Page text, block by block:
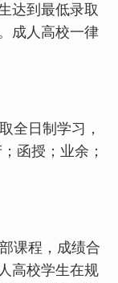
达到最低录取
成人高校一律
全日制学习，
函授；业余；
课程，成绩合
高校学生在规